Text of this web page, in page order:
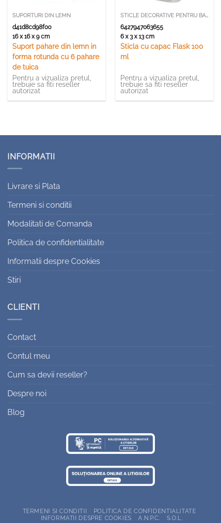
SUPORTURI DIN LEMN
d41d8cd98f00
16 x 16 x 9 cm
Suport pahare din lemn in
forma rotunda cu 6 pahare
de tuica
Pentru a vizualiza pretul,
trebuie sa fiti reseller
autorizat
STICLE DECORATIVE PENTRU BAUTURI
6427947063655
6 x 3 x 13 cm
Sticla cu capac Flask 100
ml
Pentru a vizualiza pretul,
trebuie sa fiti reseller
autorizat
INFORMATII
Livrare si Plata
Termeni si conditii
Modalitati de Comanda
Politica de confidentialitate
Informatii despre Cookies
Stiri
CLIENTI
Contact
Contul meu
Cum sa devii reseller?
Despre noi
Blog
TERMENI SI CONDITII
POLITICA DE CONFIDENTIALITATE
INFORMATII DESPRE COOKIES
A.N.P.C. S.O.L.